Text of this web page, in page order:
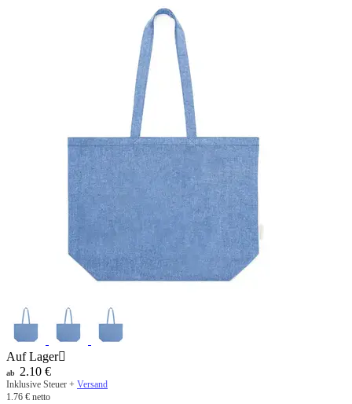
Auf Lager
ab 2.10 €
Inklusive Steuer + Versand
1.76 € netto